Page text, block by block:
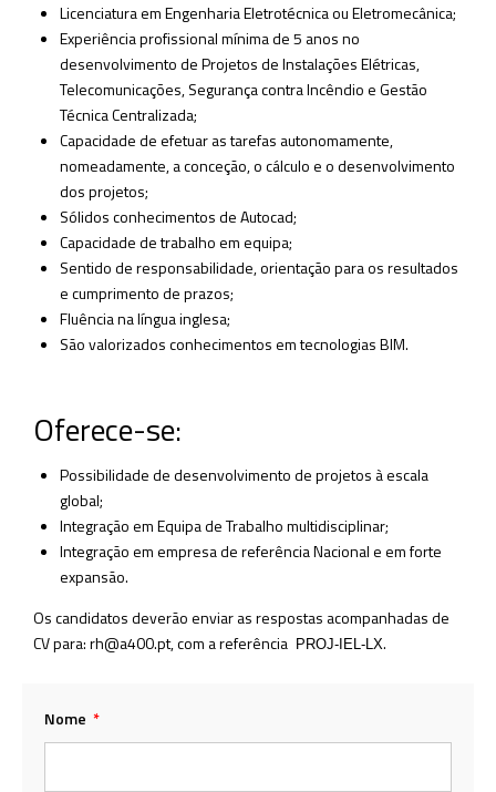
Licenciatura em Engenharia Eletrotécnica ou Eletromecânica;
Experiência profissional mínima de 5 anos no
desenvolvimento de Projetos de Instalações Elétricas,
Telecomunicações, Segurança contra Incêndio e Gestão
Técnica Centralizada;
Capacidade de efetuar as tarefas autonomamente,
nomeadamente, a conceção, o cálculo e o desenvolvimento
dos projetos;
Sólidos conhecimentos de Autocad;
Capacidade de trabalho em equipa;
Sentido de responsabilidade, orientação para os resultados
e cumprimento de prazos;
Fluência na língua inglesa;
São valorizados conhecimentos em tecnologias BIM.
Oferece-se:
Possibilidade de desenvolvimento de projetos à escala
global;
Integração em Equipa de Trabalho multidisciplinar;
Integração em empresa de referência Nacional e em forte
expansão.
Os candidatos deverão enviar as respostas acompanhadas de
CV para: rh@a400.pt, com a referência PROJ-IEL-LX.
Nome